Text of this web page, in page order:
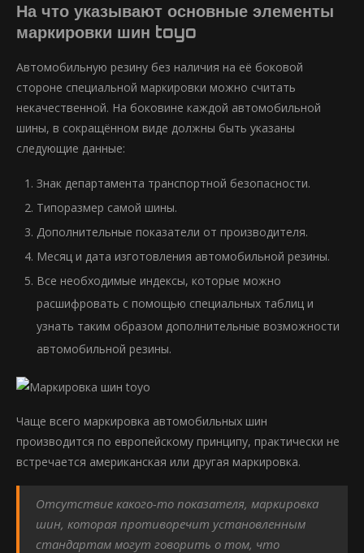
На что указывают основные элементы
маркировки шин toyo
Автомобильную резину без наличия на её боковой
стороне специальной маркировки можно считать
некачественной. На боковине каждой автомобильной
шины, в сокращённом виде должны быть указаны
следующие данные:
Знак департамента транспортной безопасности.
Типоразмер самой шины.
Дополнительные показатели от производителя.
Месяц и дата изготовления автомобильной резины.
Все необходимые индексы, которые можно
расшифровать с помощью специальных таблиц и
узнать таким образом дополнительные возможности
автомобильной резины.
Чаще всего маркировка автомобильных шин
производится по европейскому принципу, практически не
встречается американская или другая маркировка.
Отсутствие какого-то показателя, маркировка
шин, которая противоречит установленным
стандартам могут говорить о том, что